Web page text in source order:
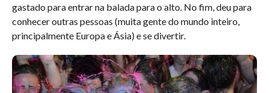
gastado para entrar na balada para o alto. No fim, deu para
conhecer outras pessoas (muita gente do mundo inteiro,
principalmente Europa e Ásia) e se divertir.